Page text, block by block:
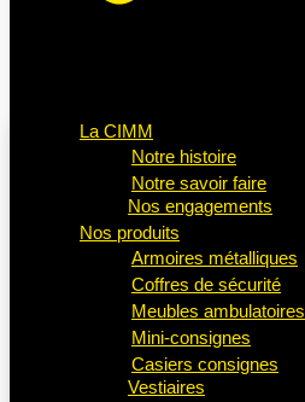
La CIMM
Notre histoire
Notre savoir faire
Nos engagements
Nos produits
Armoires métalliques
Coffres de sécurité
Meubles ambulatoires
Mini-consignes
Casiers consignes
Vestiaires